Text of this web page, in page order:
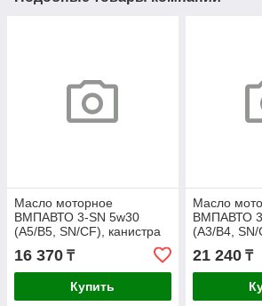
Масло моторное
ВМПАВТО 3-SN 5w30
(A5/B5, SN/CF), канистра
16 370 ₸
Купить
Масло
ВМПАВТО
(A3/B4,
21 240₸